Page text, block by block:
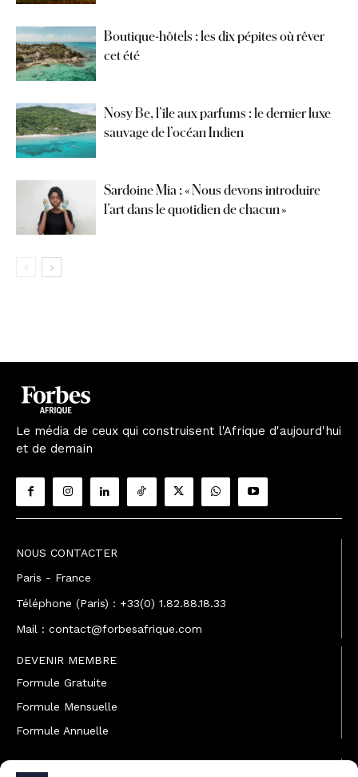
Boutique-hôtels : les dix pépites où rêver
cet été
Nosy Be, l’île aux parfums : le dernier luxe
sauvage de l’océan Indien
Sardoine Mia : « Nous devons introduire
l’art dans le quotidien de chacun »
Le média de ceux qui construisent l'Afrique d'aujourd'hui
et de demain
NOUS CONTACTER
Paris - France
Téléphone (Paris) : +33(0) 1.82.88.18.33
Mail : contact@forbesafrique.com
DEVENIR MEMBRE
Formule Gratuite
Formule Mensuelle
Formule Annuelle
JOINDRE L'ÉQUIPE